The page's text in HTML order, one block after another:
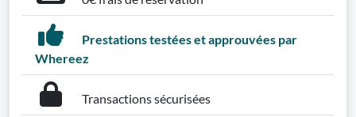
Prestations testées et approuvées par
Whereez
Transactions sécurisées